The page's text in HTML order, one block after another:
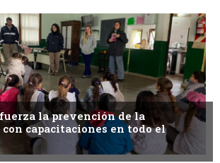
la prevención de la
capacitaciones en todo el